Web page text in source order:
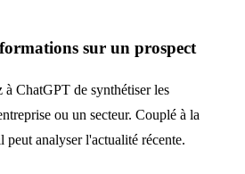
sur un prospect
à ChatGPT de synthétiser les
ou un secteur. Couplé à la
analyser l'actualité récente.